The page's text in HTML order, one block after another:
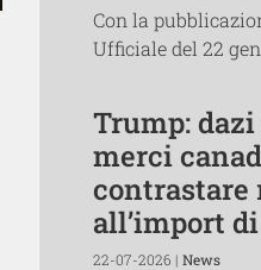
Con la
Ufficiale del 22
Trump: dazi
merci
all’import
22-07-2026 | News